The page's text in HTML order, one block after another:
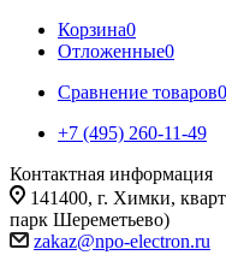
Корзина0
Отложенные0
Сравнение товаров0
+7 (495) 260-11-49
Контактная информация
141400, г. Химки,
парк Шереметьево)
zakaz@npo-electron.ru